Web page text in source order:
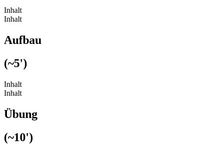
Inhalt
Inhalt
Aufbau
(~5')
Inhalt
Inhalt
Übung
(~10')